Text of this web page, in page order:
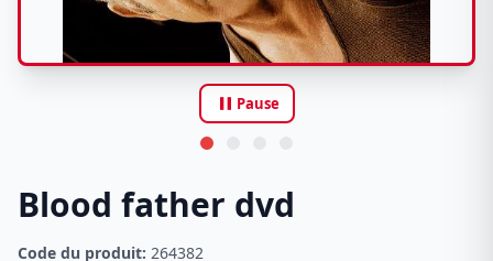
pause Pause
Blood father dvd
Code du produit: 264382